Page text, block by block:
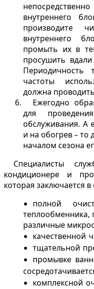
внутреннего
производите
внутреннего
промыть их в
просушить
Периодичность
частоты
должна
Ежегодно
для
обслуживания. А
и на обогрев – то
началом сезона
Специалисты
кондиционере и
которая заключается
полной
теплообменника,
различные
качественной
тщательной
промывке
комплексной